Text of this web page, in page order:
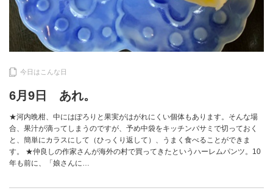
今日はこんな日
6月9日 あれ。
★河内晩柑、中にはぽろりと果実がはがれにくい個体もあります。そんな場
合、果汁が滴ってしまうのですが、予め中袋をキッチンバサミで切っておく
と、簡単にカラスにして（ひっくり返して）、うまく食べることができま
す。 ★仲良しの作家さんが海外の村で買ってきたというハーレムパンツ。10
年も前に、「娘さんに…